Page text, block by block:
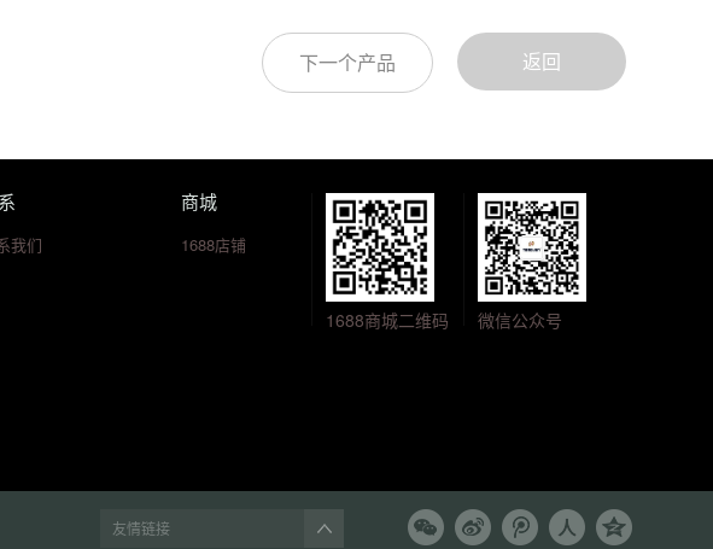
返回
下一个产品
我们
商城
1688店铺
1688商城二维码 微信公众号
友情链接